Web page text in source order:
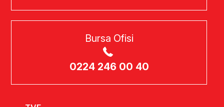
Bursa Ofisi
0224 246 00 40